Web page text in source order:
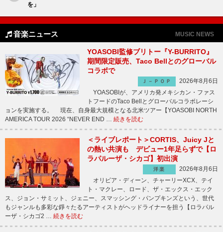
を」
音楽ニュース MUSIC NEWS
YOASOBI監修ブリトー『Y-BURRITO』
期間限定販売、Taco Bellとのグローバル
コラボで
Ｊ－ＰＯＰ
2026年8月6日
YOASOBIが、アメリカ発メキシカン・ファス
トフードのTaco Bellとグローバルコラボレーシ
ョンを実施する。 現在、自身最大規模となる北米ツアー【YOASOBI NORTH
AMERICA TOUR 2026 “NEVER END … 続きを読む
＜ライブレポート＞CORTIS、Juicy Jと
の熱い共演も デビュー1年足らずで【ロ
ラパルーザ・シカゴ】初出演
洋楽
2026年8月6日
オリビア・ディーン、チャーリーXCX、テイ
ト・マクレー、ロード、ザ・エックス・エック
ス、ジョン・サミット、ジェニー、スマッシング・パンプキンズという、世代
もジャンルも多彩な錚々たるアーティストがヘッドライナーを担う【ロラパル
ーザ・シカゴ2 … 続きを読む